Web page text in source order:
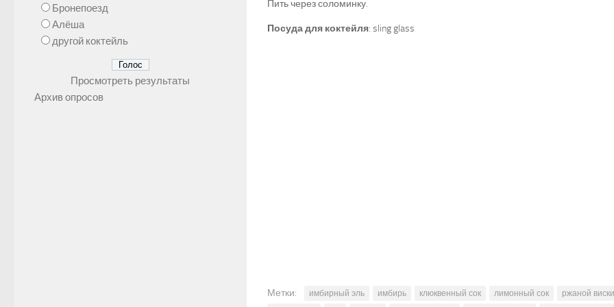
Пить через соломинку.
Посуда для коктейля: sling glass
Метки: имбирный эль имбирь клюквенный сок лимонный сок ржаной виски
Бронепоезд
Алёша
другой коктейль
Просмотреть результаты
Архив опросов